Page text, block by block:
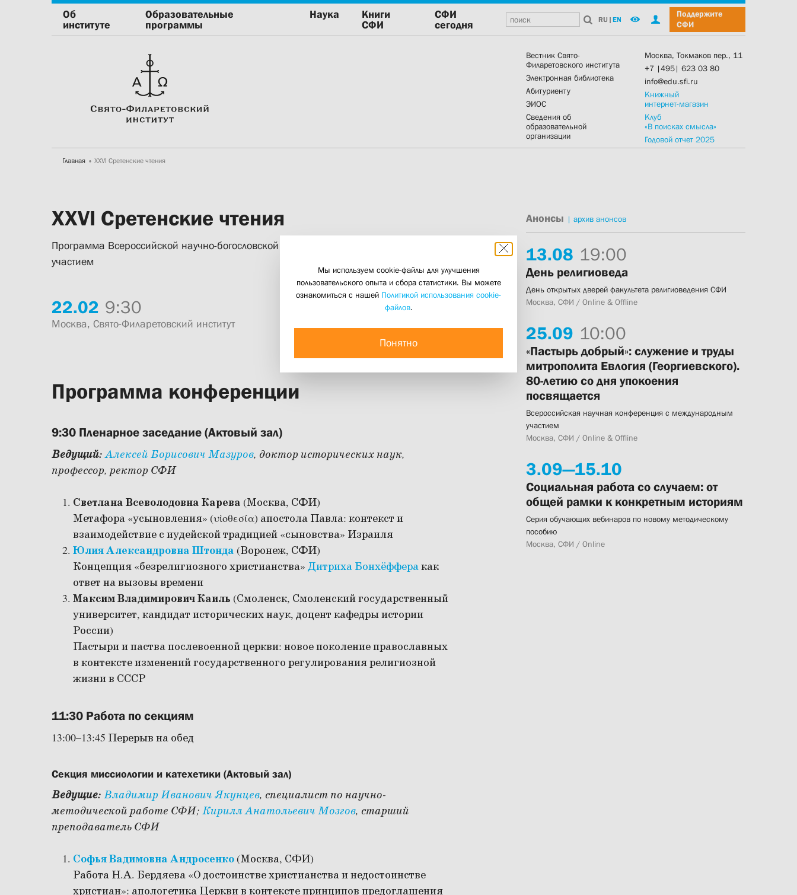
Об
институте
Образовательные
программы
Наука
Книги
СФИ
СФИ
сегодня
RU | EN
Поддержите
СФИ
Вестник Свято-
Филаретовского института
Электронная библиотека
Абитуриенту
ЭИОС
Сведения об
образовательной
организации
Москва, Токмаков пер., 11
+7 |495| 623 03 80
info@edu.sfi.ru
Книжный
интернет-магазин
Клуб
«В поисках смысла»
Годовой отчет 2025
Главная XXVI Сретенские чтения
XXVI Сретенские чтения
Программа Всероссийской научно-богословской конференции с международным
участием
22.02 9:30
Москва, Свято-Филаретовский институт
Программа конференции
9:30 Пленарное заседание (Актовый зал)
Ведущий: Алексей Борисович Мазуров, доктор исторических наук,
профессор, ректор СФИ
Светлана Всеволодовна Карева (Москва, СФИ)
Метафора «усыновления» (υἱοθεσία) апостола Павла: контекст и
взаимодействие с иудейской традицией «сыновства» Израиля
Юлия Александровна Штонда (Воронеж, СФИ)
Концепция «безрелигиозного христианства» Дитриха Бонхёфферакак
ответ на вызовы времени
Максим Владимирович Каиль (Смоленск, Смоленский государственный
университет, кандидат исторических наук, доцент кафедры истории
России)
Пастыри и паства послевоенной церкви: новое поколение православных
в контексте изменений государственного регулирования религиозной
жизни в СССР
11:30 Работа по секциям
13:00–13:45 Перерыв на обед
Секция миссиологии и катехетики (Актовый зал)
Ведущие: Владимир Иванович Якунцев, специалист по научно-
методической работе СФИ; Кирилл Анатольевич Мозгов, старший
преподаватель СФИ
Софья Вадимовна Андросенко (Москва, СФИ)
Работа Н.А. Бердяева «О достоинстве христианства и недостоинстве
христиан»: апологетика Церкви в контексте принципов предоглашения
Анонсы | архив анонсов
13.08 19:00
День религиоведа
День открытых дверей факультета религиоведения СФИ
Москва, СФИ / Online & Offline
25.09 10:00
«Пастырь добрый»: служение и труды
митрополита Евлогия (Георгиевского).
80-летию со дня упокоения
посвящается
Всероссийская научная конференция с международным
участием
Москва, СФИ / Online & Offline
3.09—15.10
Социальная работа со случаем: от
общей рамки к конкретным историям
Серия обучающих вебинаров по новому методическому
пособию
Москва, СФИ / Online
Мы используем cookie-файлы для улучшения
пользовательского опыта и сбора статистики. Вы можете
ознакомиться с нашей Политикой использования cookie-
файлов.
Понятно